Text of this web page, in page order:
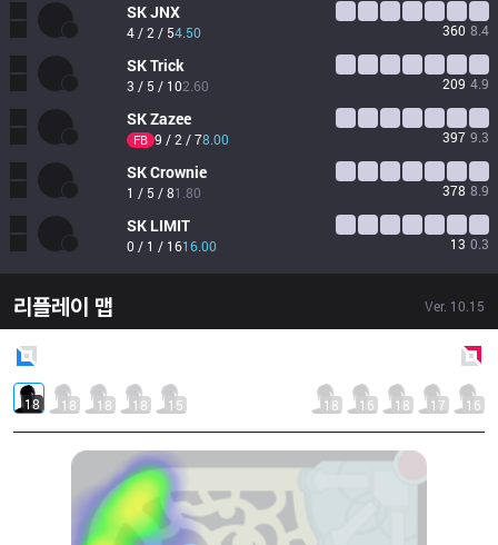
SKJNX
4 / 2 / 54.50 360 8.4
SKTrick
3 / 5 / 102.60 209 4.9
SKZazee
FB 9 / 2 / 78.00 397 9.3
SKCrownie
1 / 5 / 81.80 378 8.9
SK LIMIT
0 / 1 / 1616.00 13 0.3
리플레이 맵 Ver. 10.15
18 18 18 18 15 18 16 18 17 16